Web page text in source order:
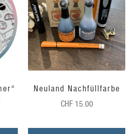
Neuland Nachfüllfarbe
CHF 15.00